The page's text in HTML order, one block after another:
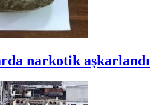
narkotik aşkarlandı